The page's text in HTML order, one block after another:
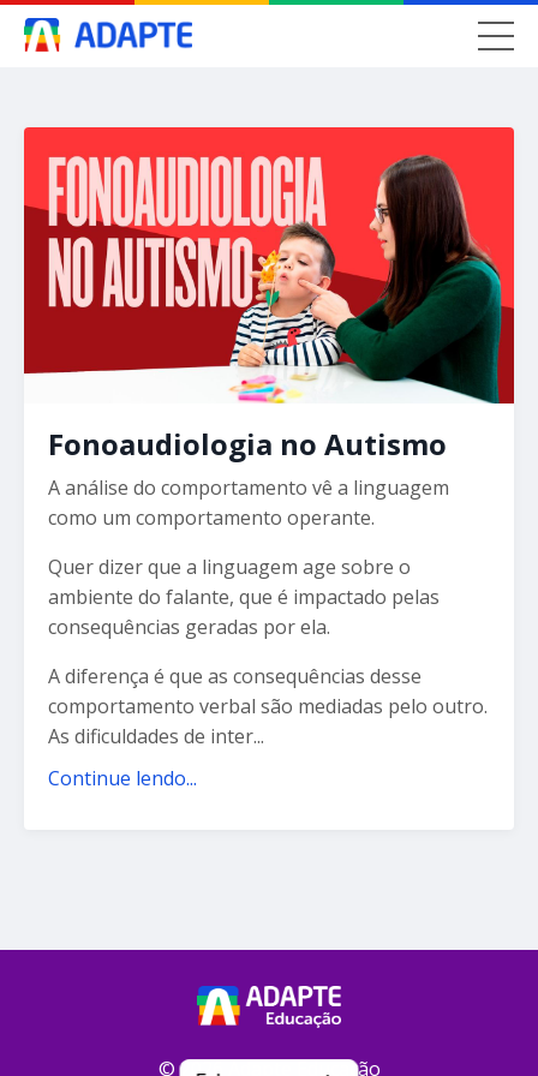
Fonoaudiologia no Autismo
A análise do comportamento vê a linguagem
como um comportamento operante.
Quer dizer que a linguagem age sobre o
ambiente do falante, que é impactado pelas
consequências geradas por ela.
A diferença é que as consequências desse
comportamento verbal são mediadas pelo outro.
As dificuldades de inter...
Continue lendo...
© 2026 Adapte Educação